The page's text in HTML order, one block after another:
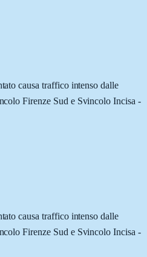
causa traffico intenso dalle
Firenze Sud e Svincolo Incisa -
causa traffico intenso dalle
Firenze Sud e Svincolo Incisa -